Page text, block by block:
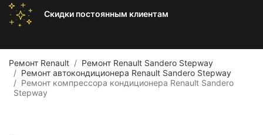
Скидки постоянным клиентам
Ремонт Renault
Ремонт Renault Sandero Stepway
Ремонт автокондиционера Renault Sandero Stepway
Ремонт компрессора кондиционера Renault Sandero
Stepway